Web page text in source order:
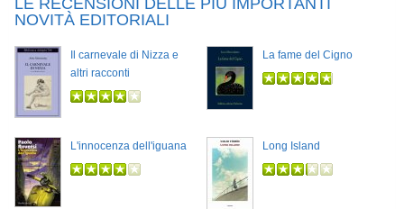
LE RECENSIONI DELLE PIÙ IMPORTANTI
NOVITÀ EDITORIALI
Il carnevale di Nizza e
altri racconti
La fame del Cigno
L'innocenza dell'iguana Long Island